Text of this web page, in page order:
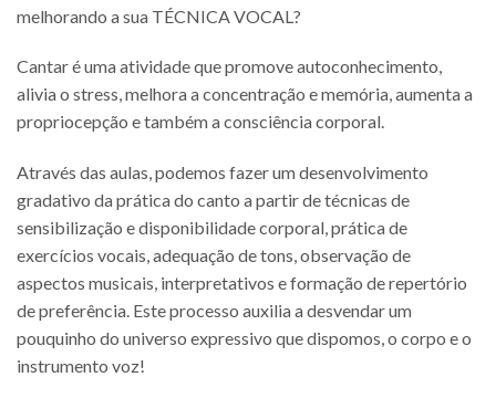
melhorando a sua TÉCNICA VOCAL?
Cantar é uma atividade que promove autoconhecimento,
alivia o stress, melhora a concentração e memória, aumenta a
propriocepção e também a consciência corporal.
Através das aulas, podemos fazer um desenvolvimento
gradativo da prática do canto a partir de técnicas de
sensibilização e disponibilidade corporal, prática de
exercícios vocais, adequação de tons, observação de
aspectos musicais, interpretativos e formação de repertório
de preferência. Este processo auxilia a desvendar um
pouquinho do universo expressivo que dispomos, o corpo e o
instrumento voz!